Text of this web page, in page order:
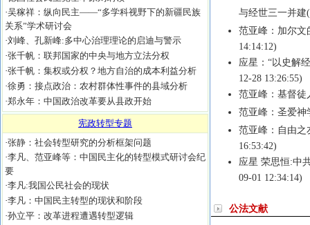
·吴稼祥：纵向民主——“多学科视野下的新疆民族
关系”学术研讨会
·刘峰、孔新峰:多中心治理理论的启迪与警示
·张千帆：联邦国家的中央与地方立法分权
·张千帆：集权或分权？地方自治的成本利益分析
·徐勇：接点政治：农村群体性事件的县域分析
·郑永年：中国政治改革要从县政开始
宪政转型专题
·张静：社会转型研究的分析框架问题
·李凡、范亚峰等：中国民主化的转型模式研讨会纪
要
·李凡:我国公民社会的现状
·李凡：中国民主转型的现状和阶段
·孙立平：改革进程遭遇转型逻辑
与经世三一并建
范亚峰：加尔文
14:14:12)
应星：“以史解
12-28 13:26:55)
范亚峰：基督徒
范亚峰：圣爱神
范亚峰：自由
16:53:42)
应星 荣思恒:中
09-01 12:34:14)
公法文献